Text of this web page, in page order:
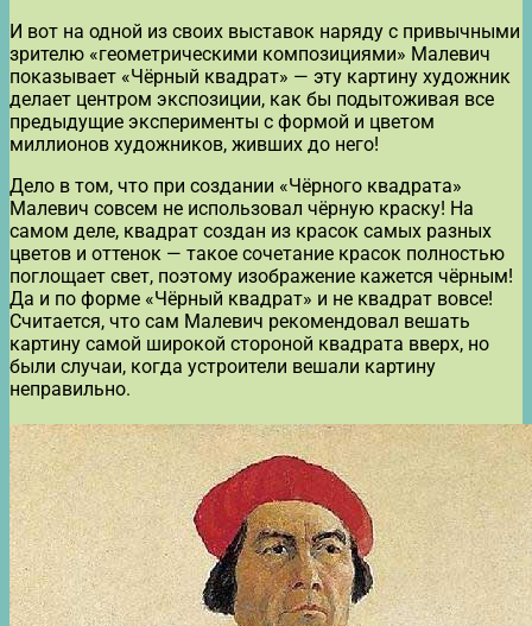
И вот на одной из своих выставок наряду с привычными
зрителю «геометрическими композициями» Малевич
показывает «Чёрный квадрат» — эту картину художник
делает центром экспозиции, как бы подытоживая все
предыдущие эксперименты с формой и цветом
миллионов художников, живших до него!
Дело в том, что при создании «Чёрного квадрата»
Малевич совсем не использовал чёрную краску! На
самом деле, квадрат создан из красок самых разных
цветов и оттенок — такое сочетание красок полностью
поглощает свет, поэтому изображение кажется чёрным!
Да и по форме «Чёрный квадрат» и не квадрат вовсе!
Считается, что сам Малевич рекомендовал вешать
картину самой широкой стороной квадрата вверх, но
были случаи, когда устроители вешали картину
неправильно.